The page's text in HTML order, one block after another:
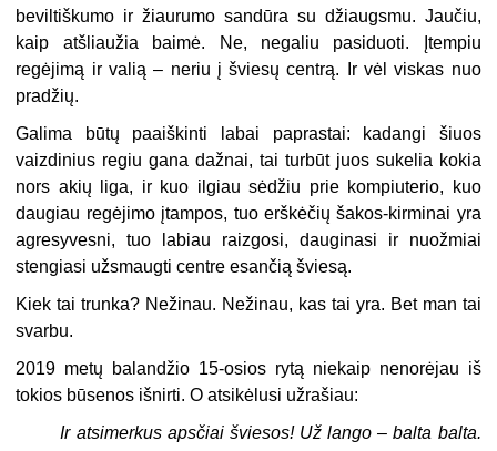
beviltiškumo ir žiaurumo sandūra su džiaugsmu. Jaučiu,
kaip atšliaužia baimė. Ne, negaliu pasiduoti. Įtempiu
regėjimą ir valią – neriu į šviesų centrą. Ir vėl viskas nuo
pradžių.
Galima būtų paaiškinti labai paprastai: kadangi šiuos
vaizdinius regiu gana dažnai, tai turbūt juos sukelia kokia
nors akių liga, ir kuo ilgiau sėdžiu prie kompiuterio, kuo
daugiau regėjimo įtampos, tuo erškėčių šakos-kirminai yra
agresyvesni, tuo labiau raizgosi, dauginasi ir nuožmiai
stengiasi užsmaugti centre esančią šviesą.
Kiek tai trunka? Nežinau. Nežinau, kas tai yra. Bet man tai
svarbu.
2019 metų balandžio 15-osios rytą niekaip nenorėjau iš
tokios būsenos išnirti. O atsikėlusi užrašiau:
Ir atsimerkus apsčiai šviesos! Už lango – balta balta.